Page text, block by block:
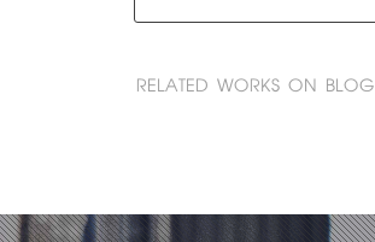
RELATED WORKS ON BLOG